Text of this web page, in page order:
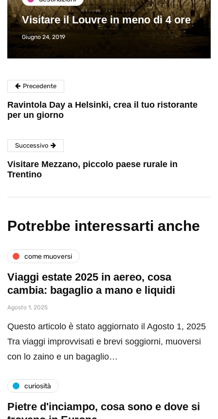
Visitare il Louvre in meno di 4 ore
Giugno 24, 2019
Precedente
Ravintola Day a Helsinki, crea il tuo ristorante
per un giorno
Successivo
Visitare Mezzano, piccolo paese rurale in
Trentino
Potrebbe interessarti anche
come muoversi
Viaggi estate 2025 in aereo, cosa
cambia: bagaglio a mano e liquidi
Agosto 1, 2025
Questo articolo è stato aggiornato il Agosto 1, 2025
Tra viaggi improvvisati e brevi soggiorni, muoversi
con lo zaino e un bagaglio…
curiosità
Pietre d'inciampo, cosa sono e dove si